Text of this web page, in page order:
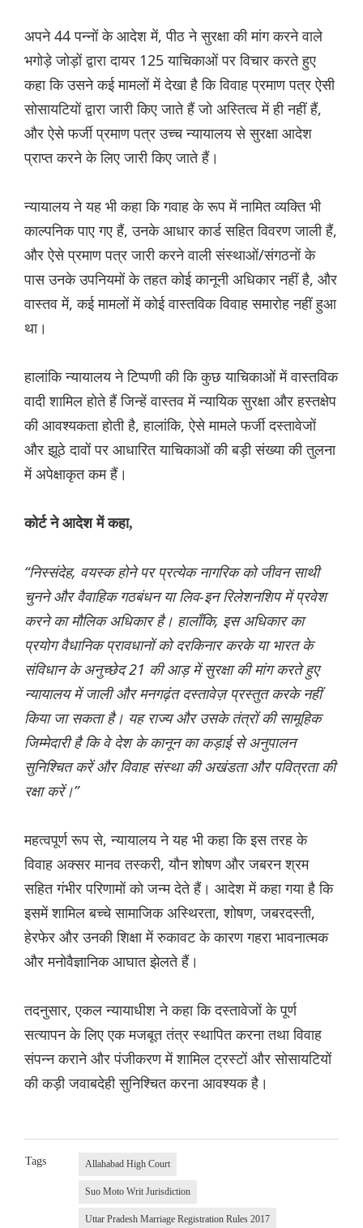
अपने 44 पन्नों के आदेश में, पीठ ने सुरक्षा की मांग करने वाले
भगोड़े जोड़ों द्वारा दायर 125 याचिकाओं पर विचार करते हुए
कहा कि उसने कई मामलों में देखा है कि विवाह प्रमाण पत्र ऐसी
सोसायटियों द्वारा जारी किए जाते हैं जो अस्तित्व में ही नहीं हैं,
और ऐसे फर्जी प्रमाण पत्र उच्च न्यायालय से सुरक्षा आदेश
प्राप्त करने के लिए जारी किए जाते हैं।
न्यायालय ने यह भी कहा कि गवाह के रूप में नामित व्यक्ति भी
काल्पनिक पाए गए हैं, उनके आधार कार्ड सहित विवरण जाली हैं,
और ऐसे प्रमाण पत्र जारी करने वाली संस्थाओं/संगठनों के
पास उनके उपनियमों के तहत कोई कानूनी अधिकार नहीं है, और
वास्तव में, कई मामलों में कोई वास्तविक विवाह समारोह नहीं हुआ
था।
हालांकि न्यायालय ने टिप्पणी की कि कुछ याचिकाओं में वास्तविक
वादी शामिल होते हैं जिन्हें वास्तव में न्यायिक सुरक्षा और हस्तक्षेप
की आवश्यकता होती है, हालांकि, ऐसे मामले फर्जी दस्तावेजों
और झूठे दावों पर आधारित याचिकाओं की बड़ी संख्या की तुलना
में अपेक्षाकृत कम हैं।
कोर्ट ने आदेश में कहा,
“निस्संदेह, वयस्क होने पर प्रत्येक नागरिक को जीवन साथी
चुनने और वैवाहिक गठबंधन या लिव-इन रिलेशनशिप में प्रवेश
करने का मौलिक अधिकार है। हालाँकि, इस अधिकार का
प्रयोग वैधानिक प्रावधानों को दरकिनार करके या भारत के
संविधान के अनुच्छेद 21 की आड़ में सुरक्षा की मांग करते हुए
न्यायालय में जाली और मनगढ़ंत दस्तावेज़ प्रस्तुत करके नहीं
किया जा सकता है। यह राज्य और उसके तंत्रों की सामूहिक
जिम्मेदारी है कि वे देश के कानून का कड़ाई से अनुपालन
सुनिश्चित करें और विवाह संस्था की अखंडता और पवित्रता की
रक्षा करें।”
महत्वपूर्ण रूप से, न्यायालय ने यह भी कहा कि इस तरह के
विवाह अक्सर मानव तस्करी, यौन शोषण और जबरन श्रम
सहित गंभीर परिणामों को जन्म देते हैं। आदेश में कहा गया है कि
इसमें शामिल बच्चे सामाजिक अस्थिरता, शोषण, जबरदस्ती,
हेरफेर और उनकी शिक्षा में रुकावट के कारण गहरा भावनात्मक
और मनोवैज्ञानिक आघात झेलते हैं।
तदनुसार, एकल न्यायाधीश ने कहा कि दस्तावेजों के पूर्ण
सत्यापन के लिए एक मजबूत तंत्र स्थापित करना तथा विवाह
संपन्न कराने और पंजीकरण में शामिल ट्रस्टों और सोसायटियों
की कड़ी जवाबदेही सुनिश्चित करना आवश्यक है।
Tags Allahabad High Court
Suo Moto Writ Jurisdiction
Uttar Pradesh Marriage Registration Rules 2017